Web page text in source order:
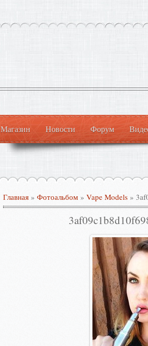
Магазин Новости Форум
Главная » Фотоальбом » Vape Models »